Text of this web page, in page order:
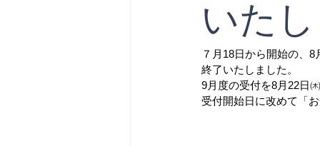
いた
７月18日から開始の、
終了いたしました。
9月度の受付を8月22日
受付開始日に改めて「